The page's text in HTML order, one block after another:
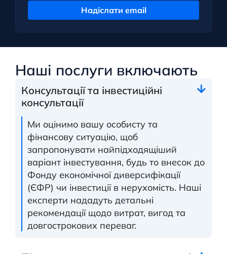
Надіслати email
Наші послуги включають
Консультації та інвестиційні
консультації
Ми оцінимо вашу особисту та
фінансову ситуацію, щоб
запропонувати найпідходящіший
варіант інвестування, будь то внесок до
Фонду економічної диверсифікації
(ЄФР) чи інвестиції в нерухомість. Наші
експерти нададуть детальні
рекомендації щодо витрат, вигод та
довгострокових переваг.